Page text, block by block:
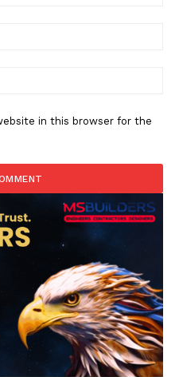
in this browser for the